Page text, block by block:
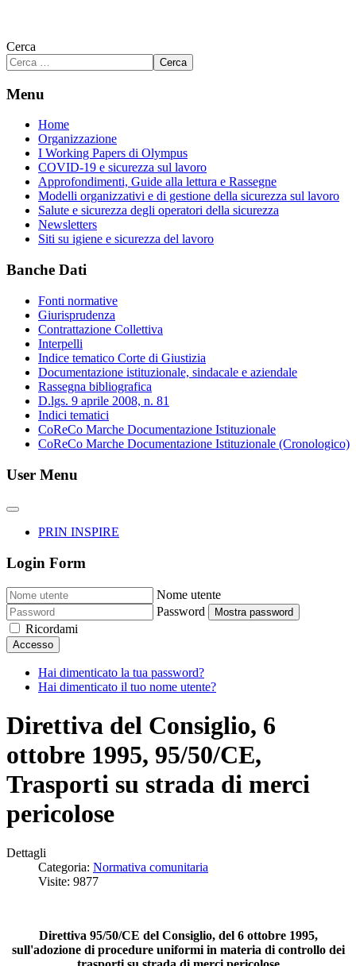
Cerca
Cerca
Menu
Home
Organizzazione
I Working Papers di Olympus
COVID-19 e sicurezza sul lavoro
Approfondimenti, Guide alla lettura e Rassegne
Modelli organizzativi e di gestione della sicurezza sul lavoro
Salute e sicurezza degli operatori della sicurezza
Newsletters
Siti su igiene e sicurezza del lavoro
Banche Dati
Fonti normative
Giurisprudenza
Contrattazione Collettiva
Interpelli
Indice tematico Corte di Giustizia
Documentazione istituzionale, sindacale e aziendale
Rassegna bibliografica
D.lgs. 9 aprile 2008, n. 81
Indici tematici
CoReCo Marche Documentazione Istituzionale
CoReCo Marche Documentazione Istituzionale (Cronologico)
User Menu
PRIN INSPIRE
Login Form
Nome utente
Password
Mostra password
Ricordami
Accesso
Hai dimenticato la tua password?
Hai dimenticato il tuo nome utente?
Direttiva del Consiglio, 6
ottobre 1995, 95/50/CE,
Trasporti su strada di merci
pericolose
Dettagli
Categoria: Normativa comunitaria
Visite: 9877
Direttiva 95/50/CE del Consiglio, del 6 ottobre 1995,
sull'adozione di procedure uniformi in materia di controllo dei